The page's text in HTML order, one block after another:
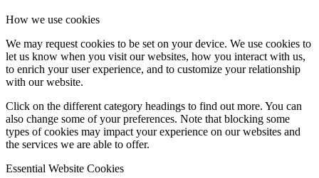
How we use cookies
We may request cookies to be set on your device. We use cookies to
let us know when you visit our websites, how you interact with us,
to enrich your user experience, and to customize your relationship
with our website.
Click on the different category headings to find out more. You can
also change some of your preferences. Note that blocking some
types of cookies may impact your experience on our websites and
the services we are able to offer.
Essential Website Cookies